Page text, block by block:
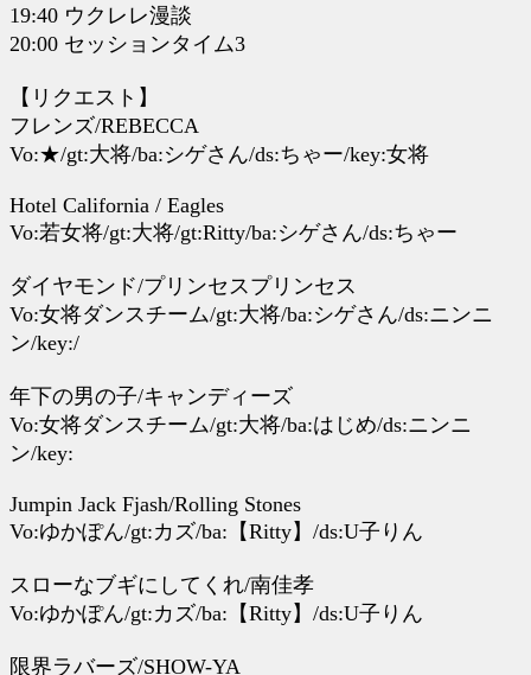
19:40 ウクレレ漫談
20:00 セッションタイム3
【リクエスト】
フレンズ/REBECCA
Vo:★/gt:大将/ba:シゲさん/ds:ちゃー/key:女将
Hotel California / Eagles
Vo:若女将/gt:大将/gt:Ritty/ba:シゲさん/ds:ちゃー
ダイヤモンド/プリンセスプリンセス
Vo:女将ダンスチーム/gt:大将/ba:シゲさん/ds:ニンニ
ン/key:/
年下の男の子/キャンディーズ
Vo:女将ダンスチーム/gt:大将/ba:はじめ/ds:ニンニ
ン/key:
Jumpin Jack Fjash/Rolling Stones
Vo:ゆかぽん/gt:カズ/ba:【Ritty】/ds:U子りん
スローなブギにしてくれ/南佳孝
Vo:ゆかぽん/gt:カズ/ba:【Ritty】/ds:U子りん
限界ラバーズ/SHOW-YA